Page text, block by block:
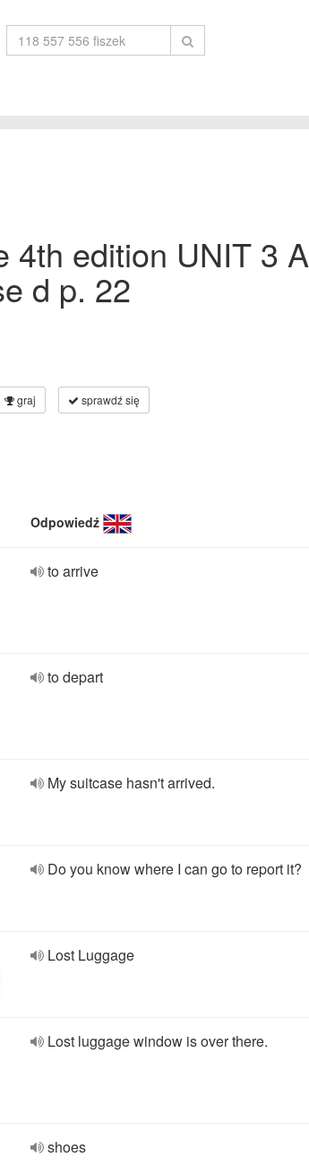
4th edition UNIT 3
d p. 22
graj sprawdź się
Odpowiedź
to arrive
to depart
My suitcase hasn't arrived.
Do you know where I can go to report it?
Lost Luggage
Lost luggage window is over there.
shoes